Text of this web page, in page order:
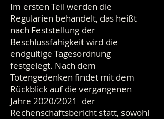
Im ersten Teil werden die
Regularien behandelt, das heißt
nach Feststellung der
Beschlussfähigkeit wird die
endgültige Tagesordnung
festgelegt. Nach dem
Totengedenken findet mit dem
Rückblick auf die vergangenen
Jahre 2020/2021 der
Rechenschaftsbericht statt, sowohl